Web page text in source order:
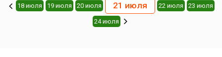
18 июля 19 июля 20 июля 21 июля 22 июля 23 июля
24 июля